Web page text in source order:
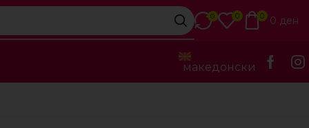
0 0 0 0 ден
македонски